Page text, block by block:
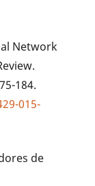
Network
184.
015-
de